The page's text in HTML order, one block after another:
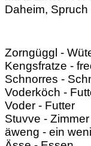
Daheim,
Zorngüggl -
Kengsfratze -
Schnorres -
Voderköch -
Voder - Futter
Stuvve - Zimmer
äweng - ein